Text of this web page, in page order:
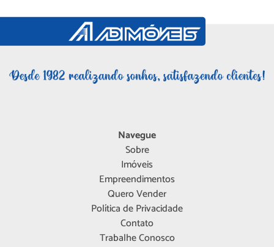
Navegue
Sobre
Imóveis
Empreendimentos
Quero Vender
Política de Privacidade
Contato
Trabalhe Conosco